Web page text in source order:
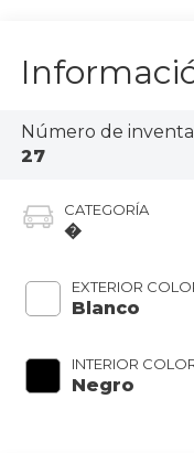
Número de
27
CATEGORÍA
�
EXTERIOR
Blanco
INTERIOR
Negro